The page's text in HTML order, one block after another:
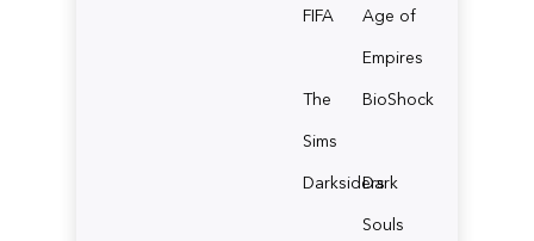
FIFA
Age of
Empires
The
Sims
BioShock
Darksiders
Dark
Souls